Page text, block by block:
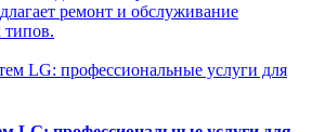
ремонт и обслуживание
типов.